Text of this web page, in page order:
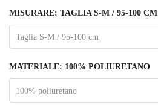
MISURARE: TAGLIA S-M / 95-100 CM
Taglia S-M / 95-100 cm
MATERIALE: 100% POLIURETANO
100% poliuretano